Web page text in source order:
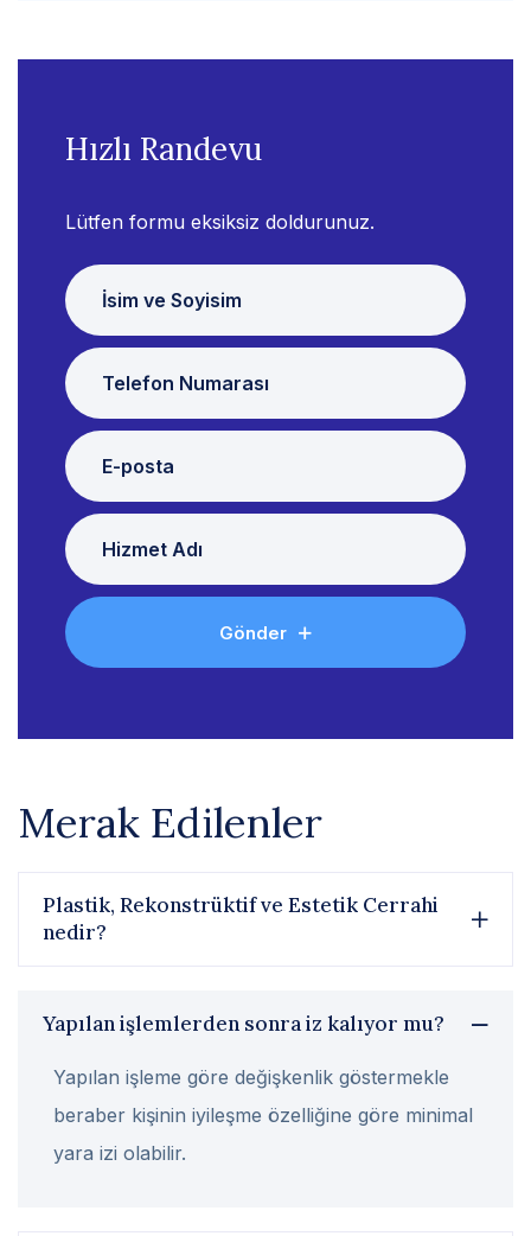
Hızlı Randevu
Lütfen formu eksiksiz doldurunuz.
Gönder
Merak Edilenler
Plastik, Rekonstrüktif ve Estetik Cerrahi
nedir?
Yapılan işlemlerden sonra iz kalıyor mu?
Yapılan işleme göre değişkenlik göstermekle
beraber kişinin iyileşme özelliğine göre minimal
yara izi olabilir.